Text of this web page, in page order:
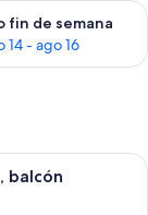
ago 7 -
fin de semana
14 - ago 16
con una cama
balcón